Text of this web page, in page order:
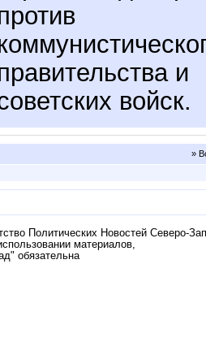
и
войск.
»
Политических Новостей Северо-
материалов,
обязательна